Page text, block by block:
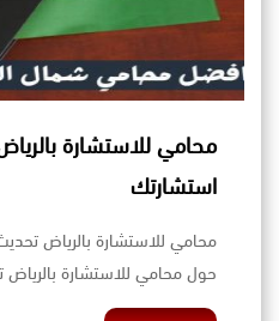
محامي للاستشارة
استشارتك
حول محامي للاستشارة